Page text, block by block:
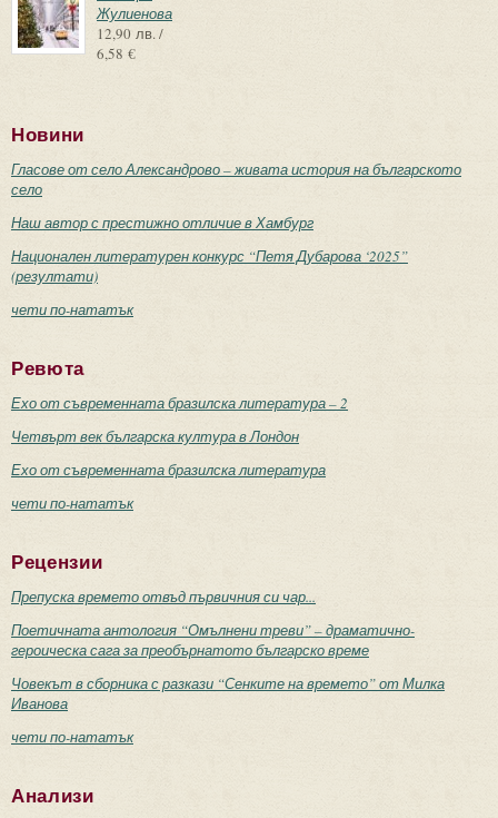
Жулиенова
12,90 лв. /
6,58 €
Новини
Гласове от село Александрово – живата история на българското
село
Наш автор с престижно отличие в Хамбург
Национален литературен конкурс “Петя Дубарова ‘2025”
(резултати)
чети по-нататък
Ревюта
Ехо от съвременната бразилска литература – 2
Четвърт век българска култура в Лондон
Ехо от съвременната бразилска литература
чети по-нататък
Рецензии
Препуска времето отвъд първичния си чар...
Поетичната антология “Омълнени треви” – драматично-
героическа сага за преобърнатото българско време
Човекът в сборника с разкази “Сенките на времето” от Милка
Иванова
чети по-нататък
Анализи